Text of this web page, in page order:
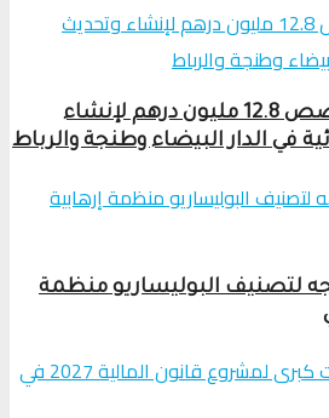
لجنة دعم السينما تخصص 12.8 مليون درهم لإنشاء
في الدار البيضاء وطنجة والرباط
لتصنيف البوليساريو منظمة